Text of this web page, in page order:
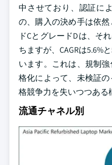
中させており、認証に
の、購入の決め手は依
ドCとグレードDは、そ
ちますが、CAGRは5.6%
います。これは、規制
格化によって、未検証
格競争力を失いつつある
流通チャネル別